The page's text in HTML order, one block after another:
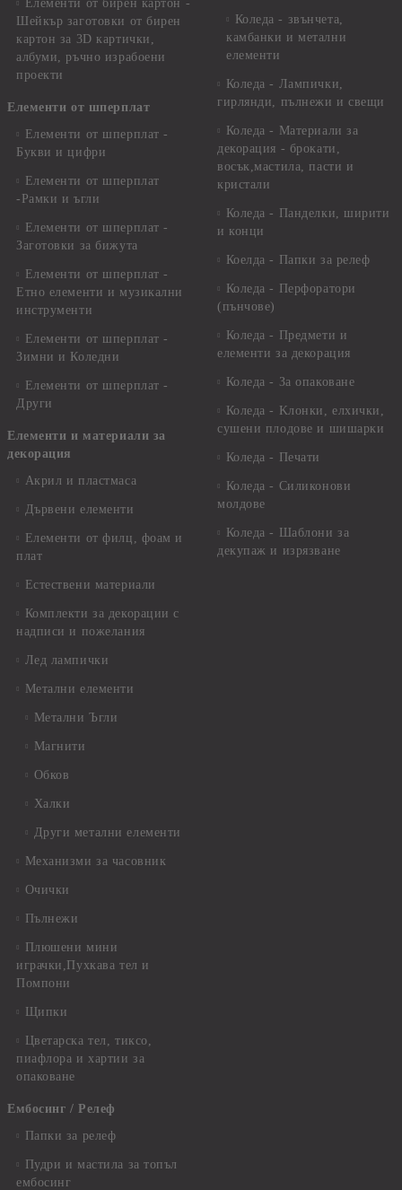
Елементи от бирен картон -
Шейкър заготовки от бирен
картон за 3D картички,
албуми, ръчно израбоени
проекти
Елементи от шперплат
Елементи от шперплат -
Букви и цифри
Елементи от шперплат
-Рамки и ъгли
Елементи от шперплат -
Заготовки за бижута
Елементи от шперплат -
Етно елементи и музикални
инструменти
Елементи от шперплат -
Зимни и Коледни
Елементи от шперплат -
Други
Елементи и материали за
декорация
Акрил и пластмаса
Дървени елементи
Елементи от филц, фоам и
плат
Естествени материали
Комплекти за декорации с
надписи и пожелания
Лед лампички
Метални елементи
Метални Ъгли
Магнити
Обков
Халки
Други метални елементи
Механизми за часовник
Очички
Пълнежи
Плюшени мини
играчки,Пухкава тел и
Помпони
Щипки
Цветарска тел, тиксо,
пиафлора и хартии за
опаковане
Ембосинг / Релеф
Папки за релеф
Пудри и мастила за топъл
ембосинг
Коледа - звънчета,
камбанки и метални
елементи
Коледа - Лампички,
гирлянди, пълнежи и свещи
Коледа - Материали за
декорация - брокати,
восък,мастила, пасти и
кристали
Коледа - Панделки, ширити
и конци
Коелда - Папки за релеф
Коледа - Перфоратори
(пънчове)
Коледа - Предмети и
елементи за декорация
Коледа - За опаковане
Коледа - Kлонки, елхички,
сушени плодове и шишарки
Коледа - Печати
Коледа - Силиконови
молдове
Коледа - Шаблони за
декупаж и изрязване